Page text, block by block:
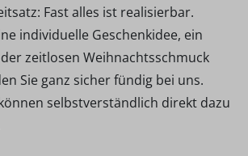
Fast alles ist realisierbar.
individuelle Geschenkidee, ein
zeitlosen Weihnachtsschmuck
Sie ganz sicher fündig bei uns.
selbstverständlich direkt dazu